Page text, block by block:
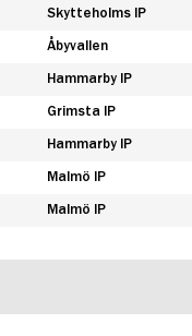
Skytteholms IP
Åbyvallen
Hammarby IP
Grimsta IP
Hammarby IP
Malmö IP
Malmö IP